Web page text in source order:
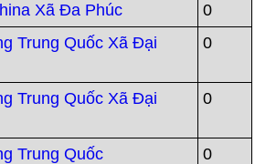
Xã Đa Phúc
0
Trung Quốc Xã Đại
0
Trung Quốc Xã Đại
0
Trung Quốc
0